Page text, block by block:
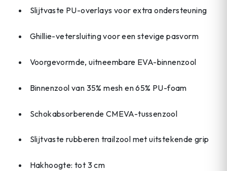
Slijtvaste PU-overlays voor extra ondersteuning
Ghillie-vetersluiting voor een stevige pasvorm
Voorgevormde, uitneembare EVA-binnenzool
Binnenzool van 35% mesh en 65% PU-foam
Schokabsorberende CMEVA-tussenzool
Slijtvaste rubberen trailzool met uitstekende grip
Hakhoogte: tot 3 cm